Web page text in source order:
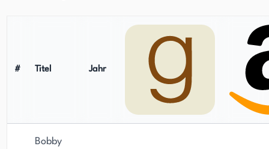
# Titel Jahr
Bobby